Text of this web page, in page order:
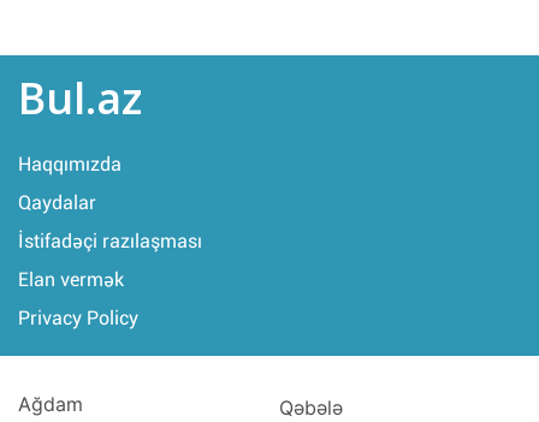
Bul.az
Haqqımızda
Qaydalar
İstifadəçi razılaşması
Elan vermək
Privacy Policy
Ağdam
Qəbələ